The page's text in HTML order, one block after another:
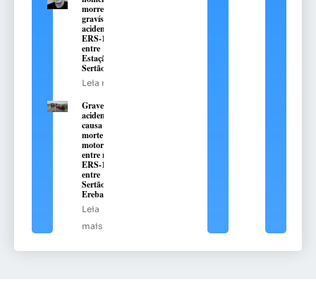
morreu em
gravíssimo
acidente na
ERS-135,
entre
Estação e
Sertão
Leia mais
Grave
acidente
causa
morte de
motorista
entre na
ERS-135,
entre
Sertão e
Erebango
Leia
mais